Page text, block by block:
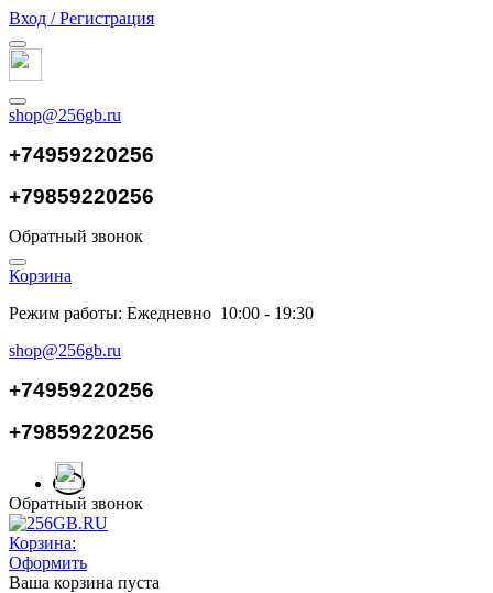
Вход / Регистрация
shop@256gb.ru
+74959220256
+79859220256
Обратный звонок
Корзина
Режим работы: Ежедневно 10:00 - 19:30
shop@256gb.ru
+74959220256
+79859220256
Обратный звонок
Корзина:
Оформить
Ваша корзина пуста